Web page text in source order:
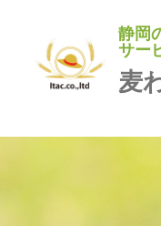
静岡
サー
麦